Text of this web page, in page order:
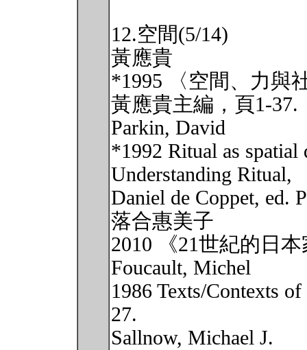
12.空間(5/14)
黃應貴
*1995 〈空間、力與
黃應貴主編，頁1-37.
Parkin, David
*1992 Ritual as
Understanding Ritual,
Daniel de Coppet, ed.
落合惠美子
2010 《21世紀的日
Foucault, Michel
1986 Texts/Contexts
27.
Sallnow, Michael J.